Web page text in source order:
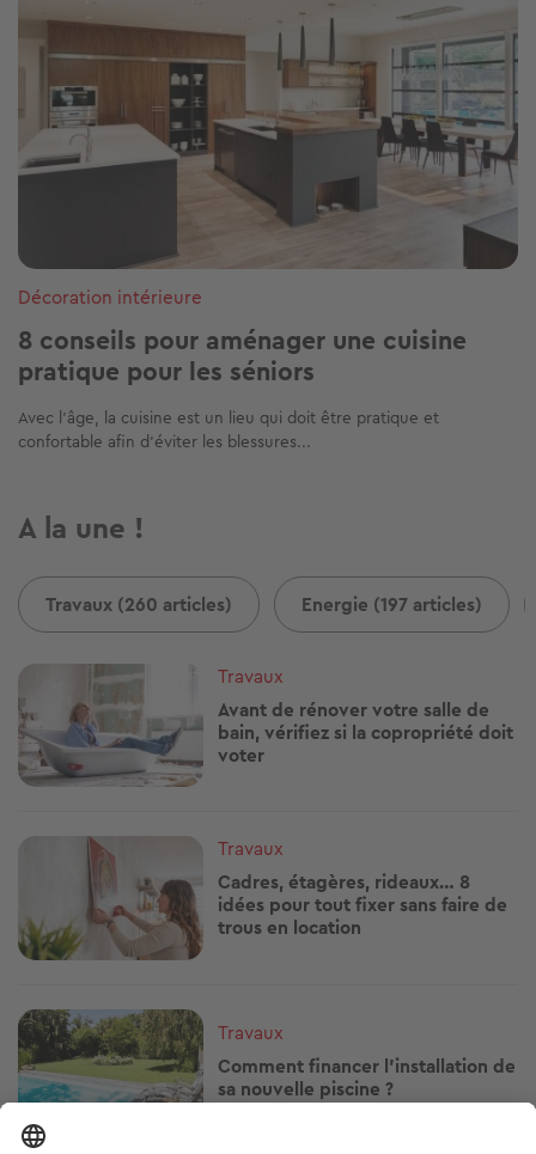
Décoration intérieure
8 conseils pour aménager une cuisine
pratique pour les séniors
Avec l’âge, la cuisine est un lieu qui doit être pratique et
confortable afin d’éviter les blessures...
A la une !
Travaux (260 articles) Energie (197 articles)
Image
Travaux
Avant de rénover votre salle de
bain, vérifiez si la copropriété doit
voter
Image
Travaux
Cadres, étagères, rideaux… 8
idées pour tout fixer sans faire de
trous en location
Image
Travaux
Comment financer l'installation de
sa nouvelle piscine ?